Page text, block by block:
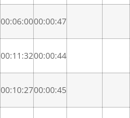
00:06:0000:00:47
00:11:3200:00:44
00:10:2700:00:45